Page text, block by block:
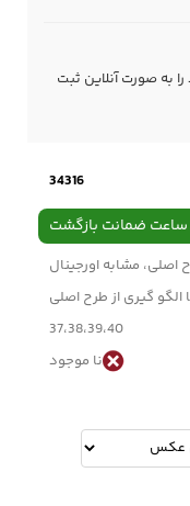
به صورت آنلاین ثبت
34316
اصلی، مشابه اورجینال
الگو گیری از طرح اصلی
37،38،39،40
نا موجود